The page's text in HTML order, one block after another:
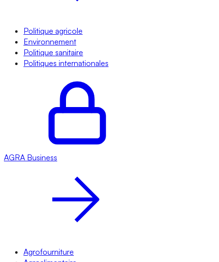
Politique agricole
Environnement
Politique sanitaire
Politiques internationales
AGRA Business
Agrofourniture